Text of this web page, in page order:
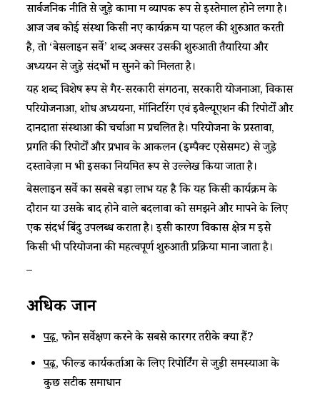
सार्वजनिक नीति से जुड़े कामों में व्यापक रूप से इस्तेमाल होने लगा है।
आज जब कोई संस्था किसी नए कार्यक्रम या पहल की शुरुआत करती
है, तो ‘बेसलाइन सर्वे’ शब्द अक्सर उसकी शुरुआती तैयारियों और
अध्ययन से जुड़े संदर्भों में सुनने को मिलता है।​
​​यह शब्द विशेष रूप से गैर-सरकारी संगठनों, सरकारी योजनाओं, विकास
परियोजनाओं, शोध अध्ययनों, मॉनिटरिंग एवं इवैल्यूएशन की रिपोर्टों और
दानदाता संस्थाओं की चर्चाओं में प्रचलित है। परियोजना के प्रस्तावों,
प्रगति की रिपोर्टों और प्रभाव के आकलन (इम्पैक्ट एसेसमें​​ट​​) से जुड़े
दस्तावेज़ों में भी इसका नियमित रूप से उल्लेख किया जाता है।​
​​बेसलाइन सर्वे का सबसे बड़ा लाभ यह है कि यह किसी कार्यक्रम के
दौरान या उसके बाद होने वाले बदलावों को समझने और मापने के लिए
एक संदर्भ बिंदु उपलब्ध कराता है। इसी कारण विकास क्षेत्र में इसे
किसी भी परियोजना की महत्वपूर्ण शुरुआती प्रक्रिया माना जाता है।​
–
​​अधिक जानें ​
पढ़ें​, फोन सर्वेक्षण करने के सबसे कारगर तरीके क्या हैं?​
पढ़ें​, फील्ड कार्यकर्ताओं के लिए रिपोर्टिंग से जुड़ी समस्याओं के
कुछ सटीक समाधान​